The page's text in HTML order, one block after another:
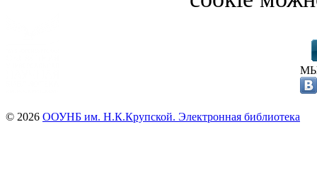
© 2026 ООУНБ им. Н.К.Крупской. Электронная библиотека